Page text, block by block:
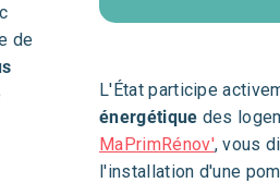
de
L'État participe
énergétique des
MaPrimRénov', vous
l'installation d'une